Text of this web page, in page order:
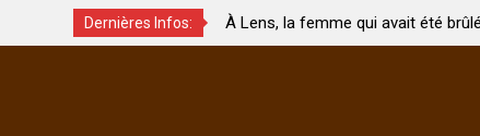
Dernières Infos:
touchés ?
À Lens, la femme qui avait été brûlée avec
par son mari est morte